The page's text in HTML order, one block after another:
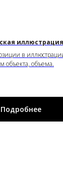
в
объекта, объема.
Подробнее